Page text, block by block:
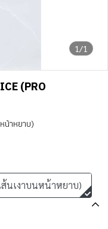
1/1
(PRO
น้าหยาบ)
นเงาบนหน้าหยาบ)